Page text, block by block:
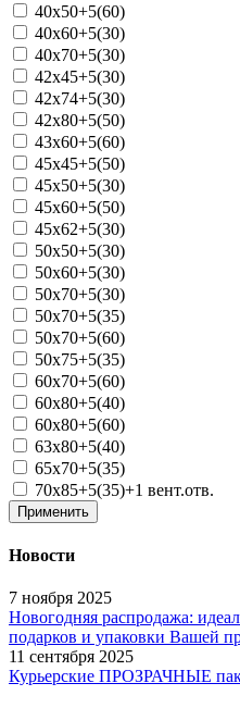
40x50+5(60)
40x60+5(30)
40x70+5(30)
42x45+5(30)
42x74+5(30)
42x80+5(50)
43x60+5(60)
45x45+5(50)
45x50+5(30)
45x60+5(50)
45x62+5(30)
50x50+5(30)
50x60+5(30)
50x70+5(30)
50x70+5(35)
50x70+5(60)
50x75+5(35)
60x70+5(60)
60x80+5(40)
60x80+5(60)
63x80+5(40)
65x70+5(35)
70x85+5(35)+1 вент.отв.
Применить
Новости
7 ноября 2025
Новогодняя распродажа:
подарков и упаковки Вашей
11 сентября 2025
Курьерские ПРОЗРАЧНЫЕ